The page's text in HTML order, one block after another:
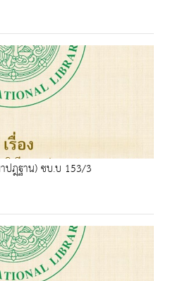
ปฎฺฐาน) ชบ.บ 153/3